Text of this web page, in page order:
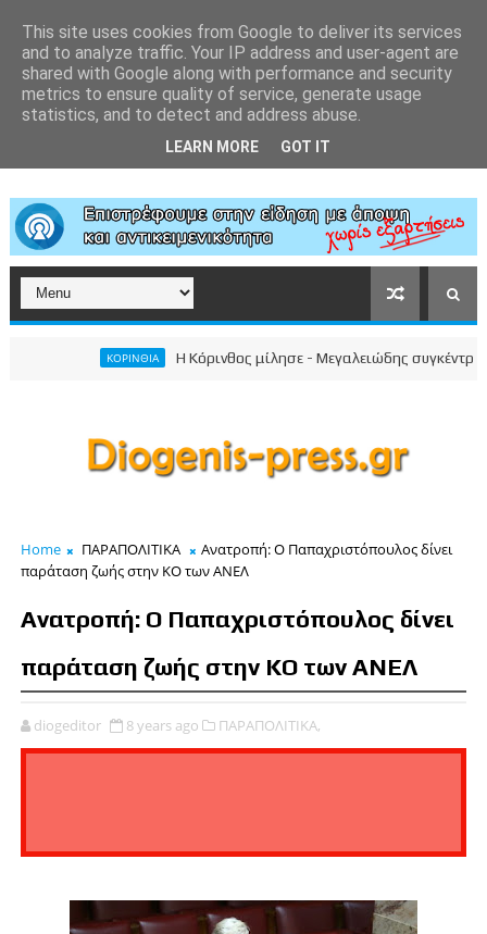
ΚΟΡΙΝΘΙΑ Η Κόρινθος μίλησε - Μεγαλειώδης συγκέντρωση
Home ΠΑΡΑΠΟΛΙΤΙΚΑ
Ανατροπή: Ο Παπαχριστόπουλος δίνει
παράταση ζωής στην ΚΟ των ΑΝΕΛ
Ανατροπή: Ο Παπαχριστόπουλος δίνει
παράταση ζωής στην ΚΟ των ΑΝΕΛ
diogeditor 8 years ago ΠΑΡΑΠΟΛΙΤΙΚΑ,
This site uses cookies from Google to deliver its services
and to analyze traffic. Your IP address and user-agent are
shared with Google along with performance and security
metrics to ensure quality of service, generate usage
statistics, and to detect and address abuse.
LEARN MORE GOT IT